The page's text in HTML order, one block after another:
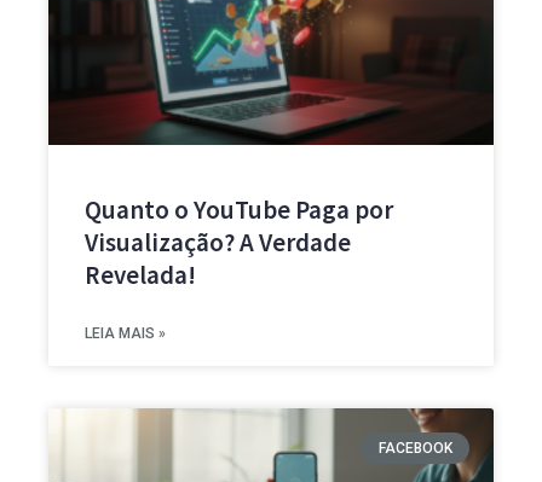
Quanto o YouTube Paga por
Visualização? A Verdade
Revelada!
LEIA MAIS »
FACEBOOK